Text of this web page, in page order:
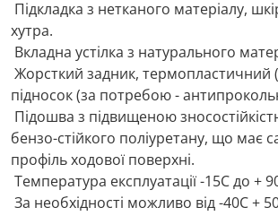
Підкладка з нетканого матеріалу,
хутра.
Вкладна устілка з натурального
Жорсткий задник, термопластичний
підносок (за потребою -
Підошва з підвищеною
бензо-стійкого поліуретану, що має
профіль ходової поверхні.
Температура експлуатації -15С до +
За необхідності можливо від -40С +